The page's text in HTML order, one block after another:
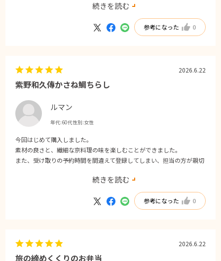
どれもとても美味しく、一つ一つ口にする度に丁寧に調理された食材の
美味しさが、しみじみと身体に染み渡るようなお味でした。
良い旅の思い出になり、目にも口にも美味しいお弁当で良かったです。
続きを読む
参考になった 0
紫野和久傳かさね鯛ちらし
ルマン
年代:60代性別:女性
2026.6.22
今回はじめて購入しました。
素材の良さと、繊細な京料理の味を楽しむことができました。
また、受け取りの予約時間を間違えて登録してしまい、担当の方が親切
続きを読む
参考になった 0
旅の締めくくりのお弁当
2026.6.22